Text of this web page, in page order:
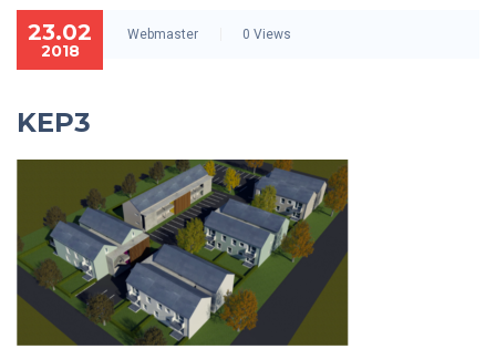
23.02
2018
Webmaster 0 Views
KEP3